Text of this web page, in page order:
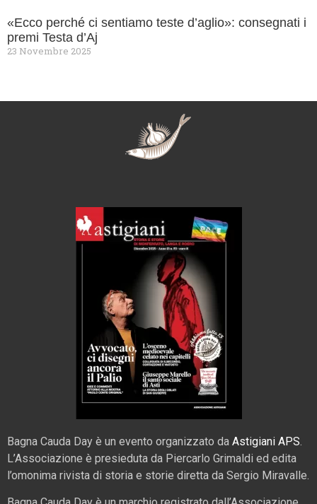
«Ecco perché ci sentiamo teste d’aglio»: consegnati i
premi Testa d’Aj
23 Novembre 2025
Bagna Cauda Day è un evento organizzato da Astigiani APS.
L’Associazione è presieduta da Piercarlo Grimaldi ed edita
l’omonima rivista di storia e storie diretta da Sergio Miravalle.